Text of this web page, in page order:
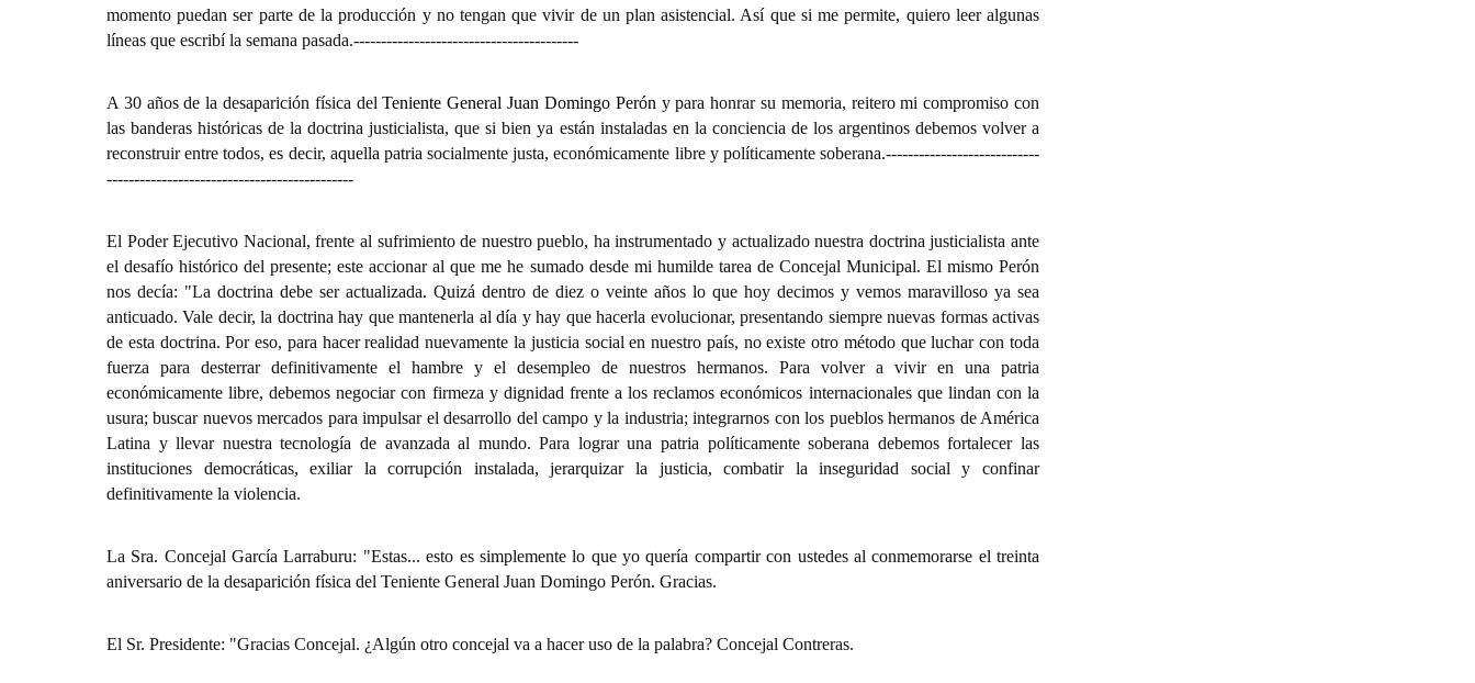
momento puedan ser parte de la producción y no tengan que vivir de un plan asistencial. Así que si me permite, quiero leer algunas
líneas que escribí la semana pasada.-----------------------------------------
A 30 años de la desaparición física delTeniente General Juan Domingo Perón y para honrar su memoria, reitero mi compromiso con
las banderas históricas de la doctrina justicialista, que si bien ya están instaladas en la conciencia de los argentinos debemos volver a
reconstruir entre todos, es decir, aquella patria socialmente justa, económicamente libre y políticamente soberana.----------------------------
---------------------------------------------
El Poder Ejecutivo Nacional, frente al sufrimiento de nuestro pueblo, ha instrumentado y actualizado nuestra doctrina justicialista ante
el desafío histórico del presente; este accionar al que me he sumado desde mi humilde tarea de Concejal Municipal. El mismo Perón
nos decía: "La doctrina debe ser actualizada. Quizá dentro de diez o veinte años lo que hoy decimos y vemos maravilloso ya sea
anticuado. Vale decir, la doctrina hay que mantenerla al día y hay que hacerla evolucionar, presentando siempre nuevas formas activas
de esta doctrina. Por eso, para hacer realidad nuevamente la justicia social en nuestro país, no existe otro método que luchar con toda
fuerza para desterrar definitivamente el hambre y el desempleo de nuestros hermanos. Para volver a vivir en una patria
económicamente libre, debemos negociar con firmeza y dignidad frente a los reclamos económicos internacionales que lindan con la
usura; buscar nuevos mercados para impulsar el desarrollo del campo y la industria; integrarnos con los pueblos hermanos de América
Latina y llevar nuestra tecnología de avanzada al mundo. Para lograr una patria políticamente soberana debemos fortalecer las
instituciones democráticas, exiliar la corrupción instalada, jerarquizar la justicia, combatir la inseguridad social y confinar
definitivamente la violencia.
La Sra. Concejal García Larraburu: "Estas... esto es simplemente lo que yo quería compartir con ustedes al conmemorarse el treinta
aniversario de la desaparición física del Teniente General Juan Domingo Perón. Gracias.
El Sr. Presidente: "Gracias Concejal. ¿Algún otro concejal va a hacer uso de la palabra? Concejal Contreras.